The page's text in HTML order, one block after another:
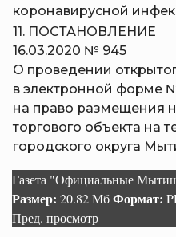
коронавирусной
11. ПОСТАНОВЛЕНИЕ
16.03.2020 № 945
О проведении
в электронной форме
на право размещения
торгового объекта на
городского округа
Газета "Официальные
Размер: 20.82 МбФормат:
Пред. просмотр